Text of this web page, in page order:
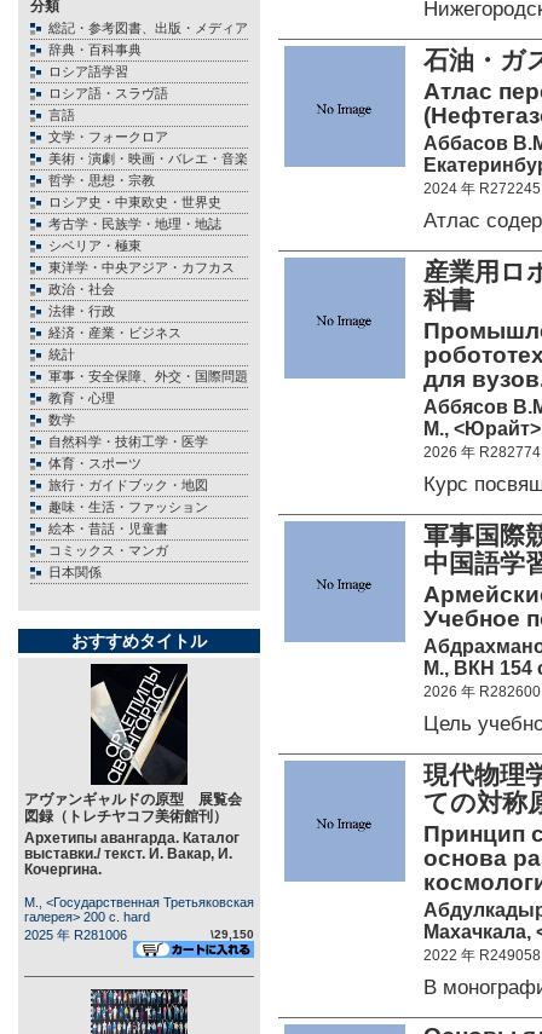
分類
総記・参考図書、出版・メディア
辞典・百科事典
ロシア語学習
ロシア語・スラヴ語
言語
文学・フォークロア
美術・演劇・映画・バレエ・音楽
哲学・思想・宗教
ロシア史・中東欧史・世界史
考古学・民族学・地理・地誌
シベリア・極東
東洋学・中央アジア・カフカス
政治・社会
法律・行政
経済・産業・ビジネス
統計
軍事・安全保障、外交・国際問題
教育・心理
数学
自然科学・技術工学・医学
体育・スポーツ
旅行・ガイドブック・地図
趣味・生活・ファッション
絵本・昔話・児童書
コミックス・マンガ
日本関係
おすすめタイトル
アヴァンギャルドの原型 展覧会
図録（トレチヤコフ美術館刊）
Архетипы авангарда. Каталог
выставки./ текст. И. Вакар, И.
Кочергина.
М., <Государственная Третьяковская
галерея> 200 c. hard
2025 年 R281006
\29,150
石油・ガ
Атлас
Аббасов
2024 年 R272245
Атлас
産業用ロ
科書
для
Аббясов
М., <Юрайт>
2026 年 R282774
Курс
軍事国際
中国語学
Учебное
М., ВКН 154
2026 年 R282600
Цель
現代物理
ての対称
Принцип
основа
Махачкала,
2022 年 R249058
В